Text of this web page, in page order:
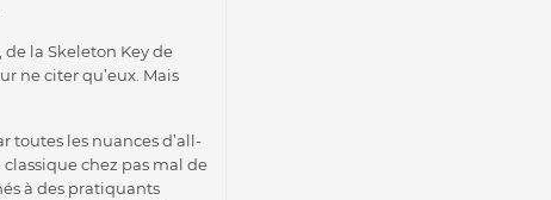
la Skeleton Key de
ne citer qu’eux. Mais
toutes les nuances d’all-
chez pas mal de
à des pratiquants